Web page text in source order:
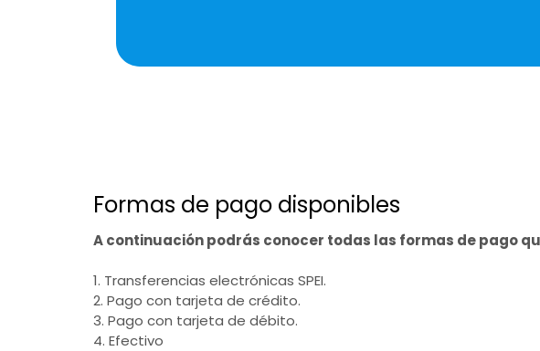
Formas de pago disponibles
A continuación podrás conocer todas las formas de pago
1. Transferencias electrónicas SPEI.
2. Pago con tarjeta de crédito.
3. Pago con tarjeta de débito.
4. Efectivo